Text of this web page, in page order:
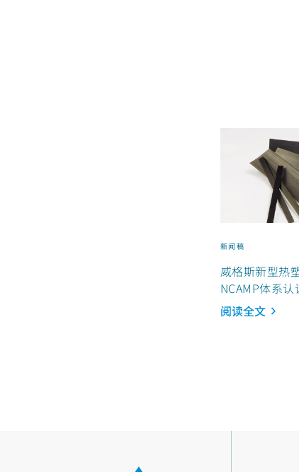
新闻稿
威格斯新型热
NCAMP体系认
阅读全文